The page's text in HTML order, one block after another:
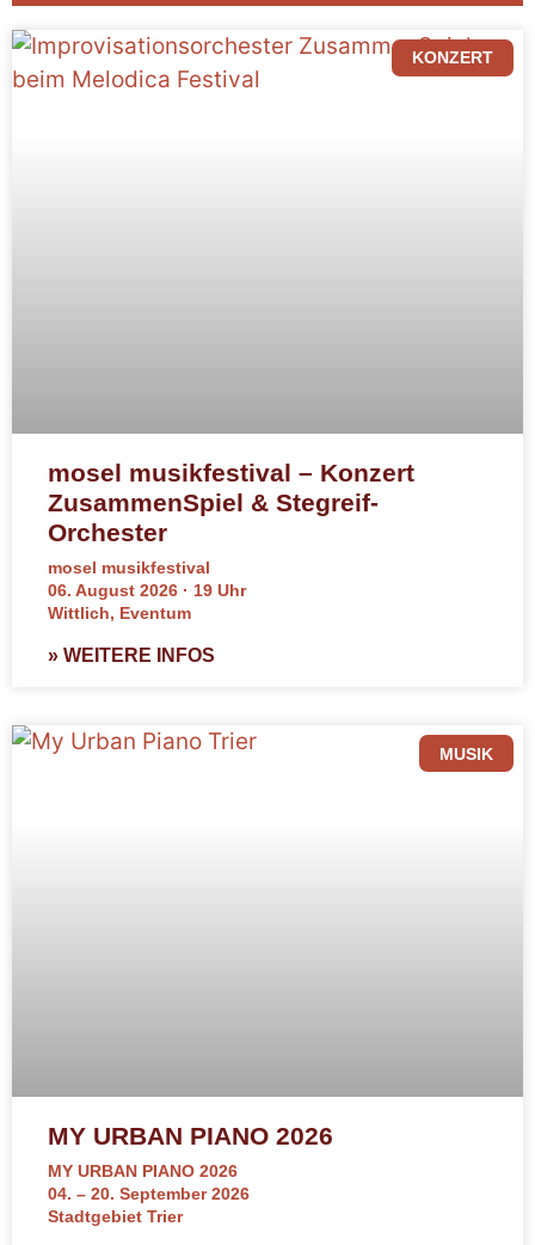
KONZERT
mosel musikfestival – Konzert
ZusammenSpiel & Stegreif-
Orchester
mosel musikfestival
06. August 2026 · 19 Uhr
Wittlich, Eventum
» WEITERE INFOS
MUSIK
MY URBAN PIANO 2026
MY URBAN PIANO 2026
04. – 20. September 2026
Stadtgebiet Trier